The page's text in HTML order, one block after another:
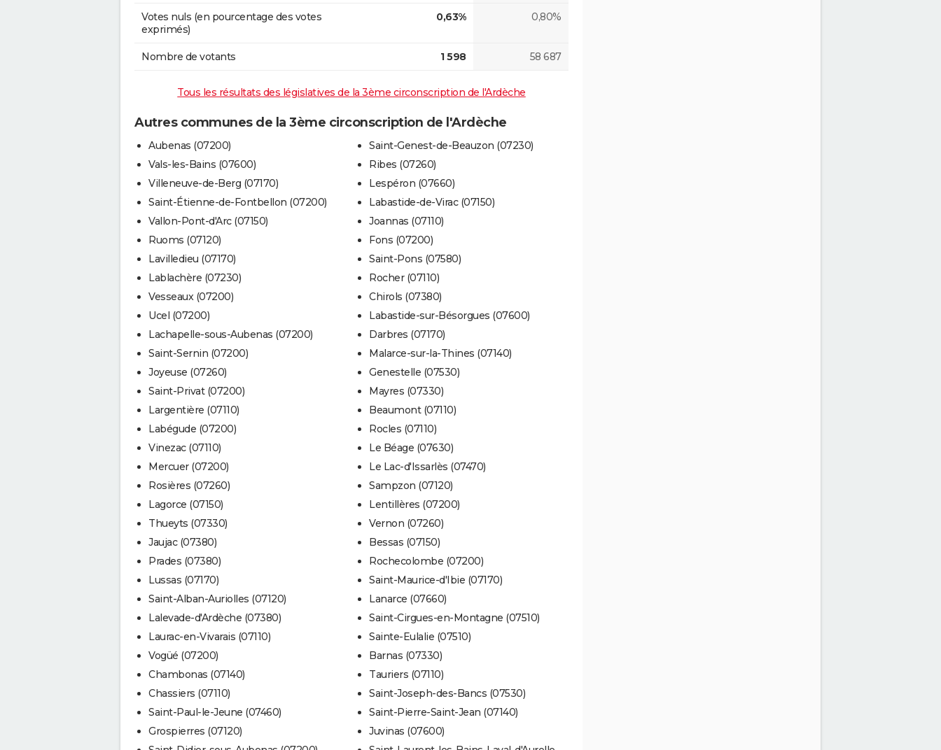
Votes nuls (en pourcentage des votes
exprimés)
0,63% 0,80%
Nombre de votants 1 598 58 687
Tous les résultats des législatives de la 3ème circonscription de l'Ardèche
Autres communes de la 3ème circonscription de l'Ardèche
Aubenas (07200)
Vals-les-Bains (07600)
Villeneuve-de-Berg (07170)
Saint-Étienne-de-Fontbellon (07200)
Vallon-Pont-d'Arc (07150)
Ruoms (07120)
Lavilledieu (07170)
Lablachère (07230)
Vesseaux (07200)
Ucel (07200)
Lachapelle-sous-Aubenas (07200)
Saint-Sernin (07200)
Joyeuse (07260)
Saint-Privat (07200)
Largentière (07110)
Labégude (07200)
Vinezac (07110)
Mercuer (07200)
Rosières (07260)
Lagorce (07150)
Thueyts (07330)
Jaujac (07380)
Prades (07380)
Lussas (07170)
Saint-Alban-Auriolles (07120)
Lalevade-d'Ardèche (07380)
Laurac-en-Vivarais (07110)
Vogüé (07200)
Chambonas (07140)
Chassiers (07110)
Saint-Paul-le-Jeune (07460)
Grospierres (07120)
Saint-Genest-de-Beauzon (07230)
Ribes (07260)
Lespéron (07660)
Labastide-de-Virac (07150)
Joannas (07110)
Fons (07200)
Saint-Pons (07580)
Rocher (07110)
Chirols (07380)
Labastide-sur-Bésorgues (07600)
Darbres (07170)
Malarce-sur-la-Thines (07140)
Genestelle (07530)
Mayres (07330)
Beaumont (07110)
Rocles (07110)
Le Béage (07630)
Le Lac-d'Issarlès (07470)
Sampzon (07120)
Lentillères (07200)
Vernon (07260)
Bessas (07150)
Rochecolombe (07200)
Saint-Maurice-d'Ibie (07170)
Lanarce (07660)
Saint-Cirgues-en-Montagne (07510)
Sainte-Eulalie (07510)
Barnas (07330)
Tauriers (07110)
Saint-Joseph-des-Bancs (07530)
Saint-Pierre-Saint-Jean (07140)
Juvinas (07600)